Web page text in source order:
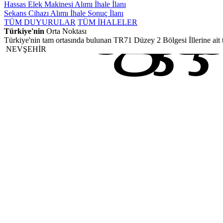
Hassas Elek Makinesi Alımı İhale İlanı
Sekans Cihazı Alımı İhale Sonuç İlanı
TÜM DUYURULAR TÜM İHALELER
Türkiye'nin Orta Noktası
Türkiye'nin tam ortasında bulunan TR71 Düzey 2 Bölgesi İllerine ait
NEVŞEHİR